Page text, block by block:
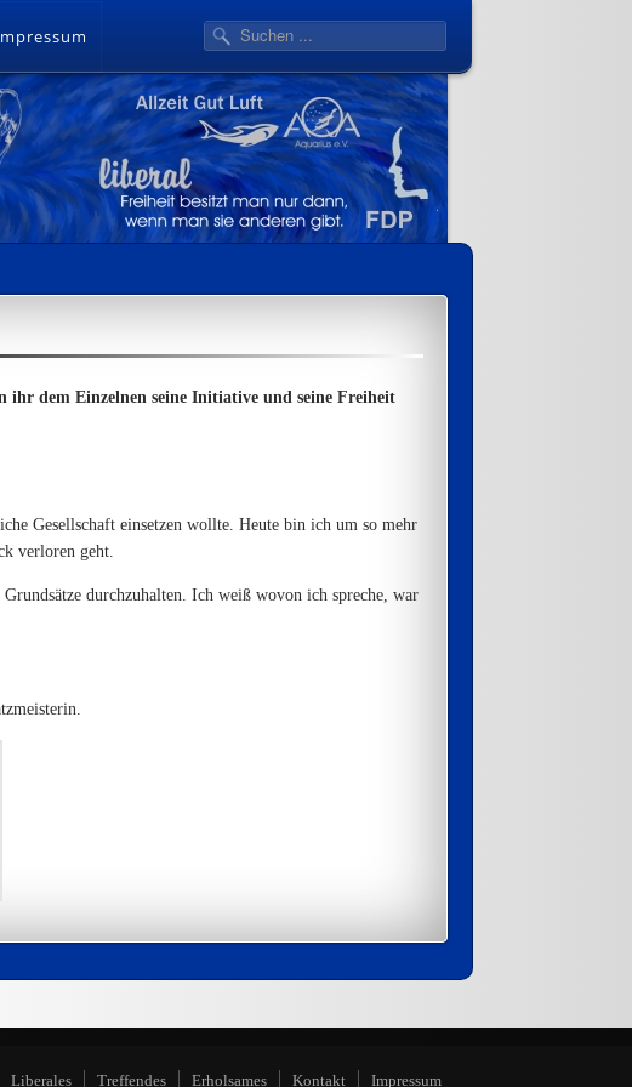
ihr dem Einzelnen seine Initiative und seine Freiheit
Gesellschaft einsetzen wollte. Heute bin ich um so mehr
verloren geht.
durchzuhalten. Ich weiß wovon ich spreche, war
Liberales Treffendes Erholsames Kontakt Impressum